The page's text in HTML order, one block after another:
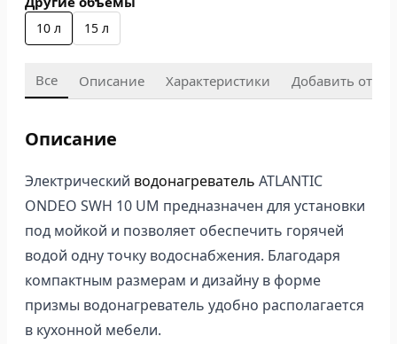
10 л 15 л
Все Описание Характеристики Добавить отзыв
Описание
Электрический водонагреватель ATLANTIC
ONDEO SWH 10 UM предназначен для установки
под мойкой и позволяет обеспечить горячей
водой одну точку водоснабжения. Благодаря
компактным размерам и дизайну в форме
призмы водонагреватель удобно располагается
в кухонной мебели.